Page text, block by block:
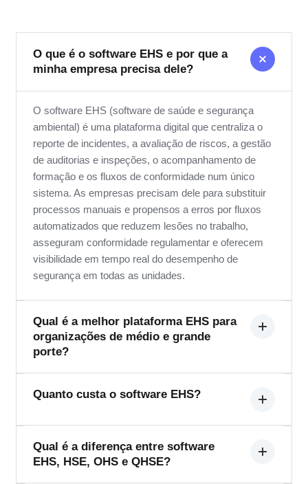
O que é o software EHS e por que a
minha empresa precisa dele?
O software EHS (software de saúde e segurança
ambiental) é uma plataforma digital que centraliza o
reporte de incidentes, a avaliação de riscos, a gestão
de auditorias e inspeções, o acompanhamento de
formação e os fluxos de conformidade num único
sistema. As empresas precisam dele para substituir
processos manuais e propensos a erros por fluxos
automatizados que reduzem lesões no trabalho,
asseguram conformidade regulamentar e oferecem
visibilidade em tempo real do desempenho de
segurança em todas as unidades.
Qual é a melhor plataforma EHS para
organizações de médio e grande
porte?
A melhor plataforma EHS depende do setor, do
integração. O SDS Manager EHS foi criado para
organizações que precisam de reporte de incidentes,
gestão de riscos, auditoria e inspeção, gestão de
Quanto custa o software EHS?
O preço do software EHS varia conforme os módulos
selecionados, o número de utilizadores, o número de
Qual é a diferença entre software
EHS, HSE, OHS e QHSE?